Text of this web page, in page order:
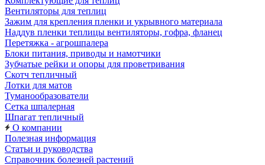
Вентиляторы для теплиц
Зажим для крепления пленки и укрывного материала
Наддув пленки теплицы вентиляторы, гофра, фланец
Перетяжка - агрошпалера
Блоки питания, приводы и намотчики
Зубчатые рейки и опоры для проветривания
Скотч тепличный
Лотки для матов
Туманообразователи
Сетка шпалерная
Шпагат тепличный
О компании
Полезная информация
Статьи и руководства
Справочник болезней растений